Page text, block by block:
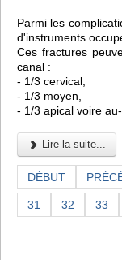
Parmi les
d'instruments
Ces fractures
canal :
- 1/3 cervical,
- 1/3 moyen,
- 1/3 apical voire
Lire la suite...
DÉBUT
31 32 33